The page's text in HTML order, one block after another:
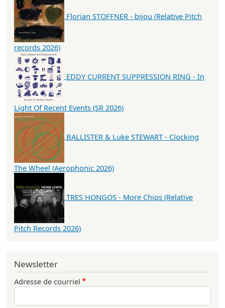
Florian STOFFNER - bijou (Relative Pitch
records 2026)
EDDY CURRENT SUPPRESSION RING - In
Light Of Recent Events (SR 2026)
BALLISTER & Luke STEWART - Clocking
The Wheel (Aerophonic 2026)
TRES HONGOS - More Chips (Relative
Pitch Records 2026)
Newsletter
Adresse de courriel